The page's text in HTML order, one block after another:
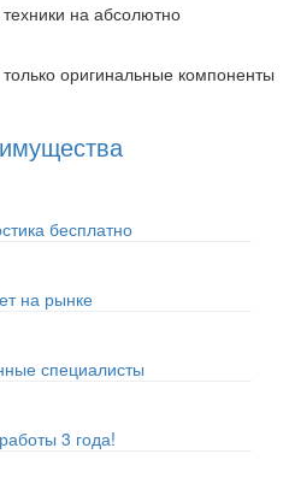
на абсолютно
оригинальные компоненты
бесплатно
на рынке
специалисты
3 года!